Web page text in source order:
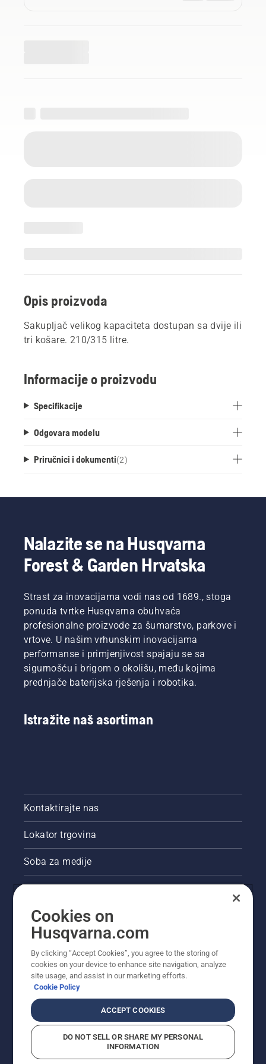
Opis proizvoda
Sakupljač velikog kapaciteta dostupan sa dvije ili
tri košare. 210/315 litre.
Informacije o proizvodu
Specifikacije
Odgovara modelu
Priručnici i dokumenti(2)
Nalazite se na Husqvarna
Forest & Garden Hrvatska
Strast za inovacijama vodi nas od 1689., stoga
ponuda tvrtke Husqvarna obuhvaća
profesionalne proizvode za šumarstvo, parkove i
vrtove. U našim vrhunskim inovacijama
performanse i primjenjivost spajaju se sa
sigurnošću i brigom o okolišu, među kojima
prednjače baterijska rješenja i robotika.
Istražite naš asortiman
Kontaktirajte nas
Lokator trgovina
Soba za medije
Akcije
Pravne informacije o proizvodu
Ostale stranice tvrtke Husqvarna
Cookies on
Husqvarna.com
By clicking “Accept Cookies”, you agree to the storing of
cookies on your device to enhance site navigation, analyze
site usage, and assist in our marketing efforts.
Cookie Policy
ACCEPT COOKIES
DO NOT SELL OR SHARE MY PERSONAL
INFORMATION